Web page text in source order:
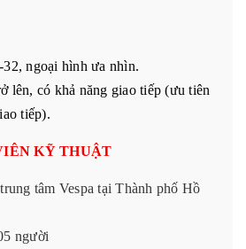
ngoại hình ưa nhìn.
lên, có khả năng giao tiếp (ưu tiên
tiếp).
KỸ THUẬT
tâm Vespa tại Thành phố Hồ
người